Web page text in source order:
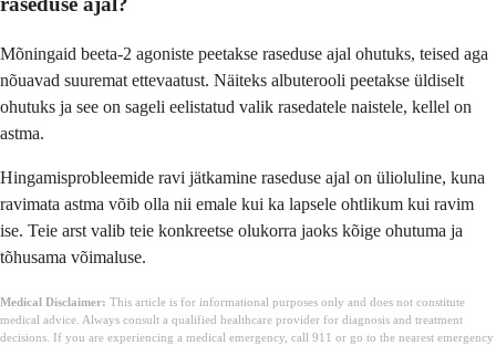
Mõningaid beeta-2 agoniste peetakse raseduse ajal ohutuks, teised aga
nõuavad suuremat ettevaatust. Näiteks albuterooli peetakse üldiselt
ohutuks ja see on sageli eelistatud valik rasedatele naistele, kellel on
astma.
Hingamisprobleemide ravi jätkamine raseduse ajal on ülioluline, kuna
ravimata astma võib olla nii emale kui ka lapsele ohtlikum kui ravim
ise. Teie arst valib teie konkreetse olukorra jaoks kõige ohutuma ja
tõhusama võimaluse.
Medical Disclaimer: This article is for informational purposes only and does not constitute
medical advice. Always consult a qualified healthcare provider for diagnosis and treatment
decisions. If you are experiencing a medical emergency, call 911 or go to the nearest emergency